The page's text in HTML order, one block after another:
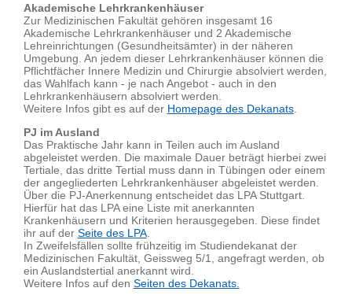
Akademische Lehrkrankenhäuser
Zur Medizinischen Fakultät gehören insgesamt 16
Akademische Lehrkrankenhäuser und 2 Akademische
Lehreinrichtungen (Gesundheitsämter) in der näheren
Umgebung. An jedem dieser Lehrkrankenhäuser können die
Pflichtfächer Innere Medizin und Chirurgie absolviert werden,
das Wahlfach kann - je nach Angebot - auch in den
Lehrkrankenhäusern absolviert werden.
Weitere Infos gibt es auf der Homepage des Dekanats.
PJ im Ausland
Das Praktische Jahr kann in Teilen auch im Ausland
abgeleistet werden. Die maximale Dauer beträgt hierbei zwei
Tertiale, das dritte Tertial muss dann in Tübingen oder einem
der angegliederten Lehrkrankenhäuser abgeleistet werden.
Über die PJ-Anerkennung entscheidet das LPA Stuttgart.
Hierfür hat das LPA eine Liste mit anerkannten
Krankenhäusern und Kriterien herausgegeben. Diese findet
ihr auf der Seite des LPA.
In Zweifelsfällen sollte frühzeitig im Studiendekanat der
Medizinischen Fakultät, Geissweg 5/1, angefragt werden, ob
ein Auslandstertial anerkannt wird.
Weitere Infos auf den Seiten des Dekanats.